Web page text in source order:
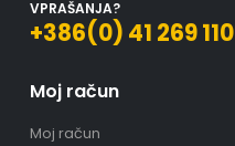
VPRAŠANJA?
+386(0) 41 269 110
Moj račun
Moj račun